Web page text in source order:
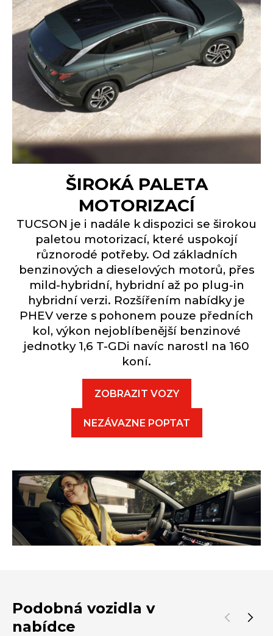
ŠIROKÁ PALETA
MOTORIZACÍ
TUCSON je i nadále k dispozici se širokou
paletou motorizací, které uspokojí
různorodé potřeby. Od základních
benzinových a dieselových motorů, přes
mild-hybridní, hybridní až po plug-in
hybridní verzi. Rozšířením nabídky je
PHEV verze s pohonem pouze předních
kol, výkon nejoblíbenější benzinové
jednotky 1,6 T-GDi navíc narostl na 160
koní.
ZOBRAZIT VOZY
NEZÁVAZNE POPTAT
Podobná vozidla v
nabídce